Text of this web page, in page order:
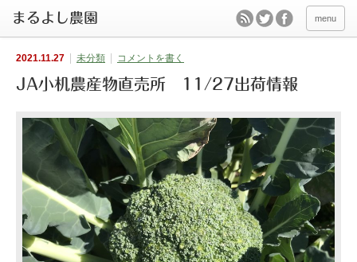
menu
2021.11.27 未分類 コメントを書く
JA小机農産物直売所 11/27出荷情報